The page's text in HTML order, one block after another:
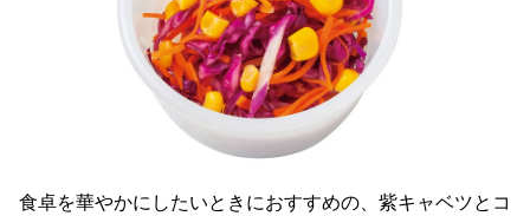
食卓を華やかにしたいときにおすすめの、紫キャベツとコ